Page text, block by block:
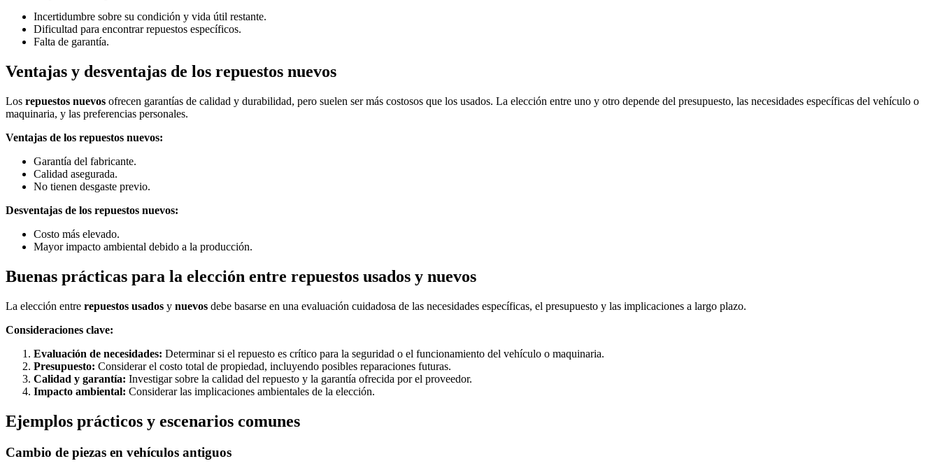
Incertidumbre sobre su condición y vida útil restante.
Dificultad para encontrar repuestos específicos.
Falta de garantía.
Ventajas y desventajas de los repuestos nuevos
Los repuestos nuevos ofrecen garantías de calidad y durabilidad, pero suelen ser más costosos que los usados. La elección entre uno y otro depende del presupuesto, las necesidades específicas del vehículo o
maquinaria, y las preferencias personales.
Ventajas de los repuestos nuevos:
Garantía del fabricante.
Calidad asegurada.
No tienen desgaste previo.
Desventajas de los repuestos nuevos:
Costo más elevado.
Mayor impacto ambiental debido a la producción.
Buenas prácticas para la elección entre repuestos usados y nuevos
La elección entre repuestos usados y nuevos debe basarse en una evaluación cuidadosa de las necesidades específicas, el presupuesto y las implicaciones a largo plazo.
Consideraciones clave:
Evaluación de necesidades: Determinar si el repuesto es crítico para la seguridad o el funcionamiento del vehículo o maquinaria.
Presupuesto: Considerar el costo total de propiedad, incluyendo posibles reparaciones futuras.
Calidad y garantía: Investigar sobre la calidad del repuesto y la garantía ofrecida por el proveedor.
Impacto ambiental: Considerar las implicaciones ambientales de la elección.
Ejemplos prácticos y escenarios comunes
Cambio de piezas en vehículos antiguos